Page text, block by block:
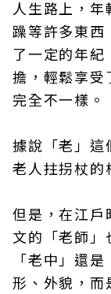
人生路上，年
躁等許多東西
了一定的年紀
擔，輕鬆享受
完全不一樣。
據說「老」這
老人拄拐杖的
但是，在江戶
文的「老師」
「老中」還
形、外貌，而